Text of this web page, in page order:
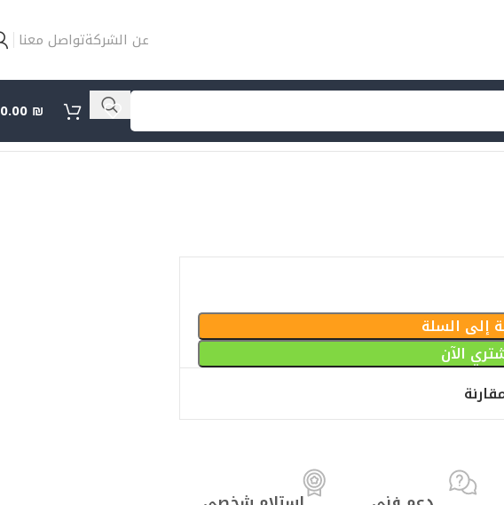
عن الشركةتواصل معنا
0.00 ₪
إلى السلة
الآن